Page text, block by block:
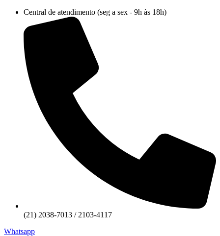
conteúdo
Central de atendimento (seg a sex - 9h às 18h)
(21) 2038-7013 / 2103-4117
Whatsapp